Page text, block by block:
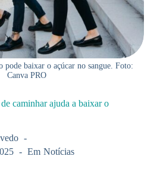
pode baixar o açúcar no sangue. Foto:
Canva PRO
caminhar ajuda a baixar o
Em Notícias